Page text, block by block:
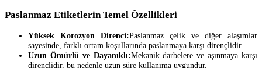
Paslanmaz Etiketlerin Temel Özellikleri
Yüksek Korozyon Direnci:Paslanmaz çelik ve diğer alaşımlar
sayesinde, farklı ortam koşullarında paslanmaya karşı dirençlidir.
Uzun Ömürlü ve Dayanıklı:Mekanik darbelere ve aşınmaya karşı
dirençlidir, bu nedenle uzun süre kullanıma uygundur.